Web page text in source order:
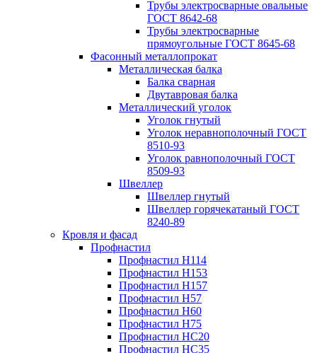
Трубы электросварные овальные
ГОСТ 8642-68
Трубы электросварные
прямоугольные ГОСТ 8645-68
Фасонный металлопрокат
Металлическая балка
Балка сварная
Двутавровая балка
Металлический уголок
Уголок гнутый
Уголок неравнополочный ГОСТ
8510-93
Уголок равнополочный ГОСТ
8509-93
Швеллер
Швеллер гнутый
Швеллер горячекатаный ГОСТ
8240-89
Кровля и фасад
Профнастил
Профнастил Н114
Профнастил Н153
Профнастил Н157
Профнастил Н57
Профнастил Н60
Профнастил Н75
Профнастил НС20
Профнастил НС35